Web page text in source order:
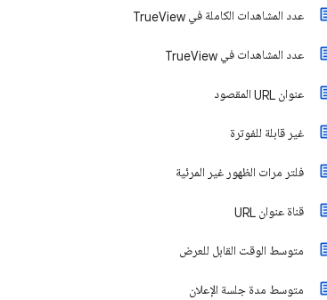
عدد المشاهدات الكاملة في TrueView
عدد المشاهدات في TrueView
عنوان URL المقصود
غير قابلة للفوترة
فلتر مرات الظهور غير المرئية‬
قناة عنوان URL
متوسط الوقت القابل للعرض
متوسط مدة جلسة الإعلان